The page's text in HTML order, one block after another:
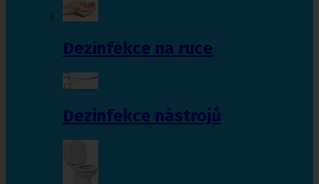
Dezinfekce na ruce
Dezinfekce nástrojů